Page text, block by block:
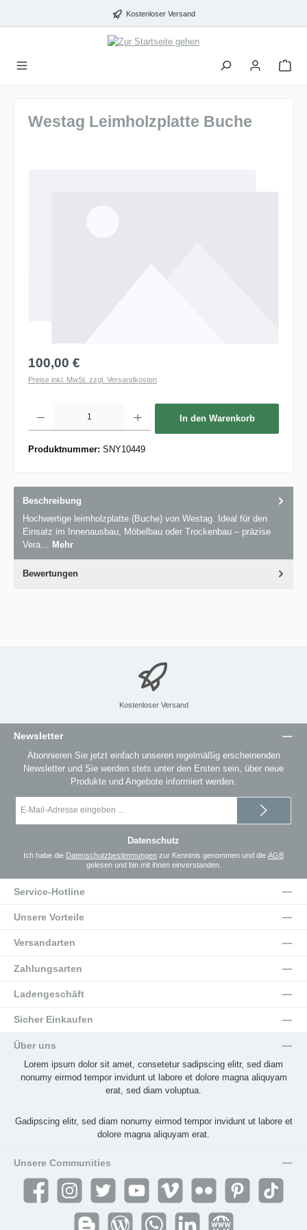
Kostenloser Versand
Westag Leimholzplatte Buche
100,00 €
Preise inkl. MwSt. zzgl. Versandkosten
In den Warenkorb
Produktnummer: SNY10449
Beschreibung
Hochwertige leimholzplatte (Buche) von Westag. Ideal für den
Einsatz im Innenausbau, Möbelbau oder Trockenbau – präzise
Vera… Mehr
Bewertungen
Kostenloser Versand
Newsletter
Abonnieren Sie jetzt einfach unseren regelmäßig erscheinenden
Newsletter und Sie werden stets unter den Ersten sein, über neue
Produkte und Angebote informiert werden.
Mail-
Datenschutz
Ich habe die Datenschutzbestimmungen zur Kenntnis genommen und die AGB
gelesen und bin mit ihnen einverstanden.
Service-Hotline
Unsere Vorteile
Versandarten
Zahlungsarten
Ladengeschäft
Sicher Einkaufen
Über uns
Lorem ipsum dolor sit amet, consetetur sadipscing elitr, sed diam
nonumy eirmod tempor invidunt ut labore et dolore magna aliquyam
erat, sed diam voluptua.
Gadipscing elitr, sed diam nonumy eirmod tempor invidunt ut labore et
dolore magna aliquyam erat.
Unsere Communities
Facebook Instagram Twitter YouTube Vimeo Flickr Pinterest TikTok